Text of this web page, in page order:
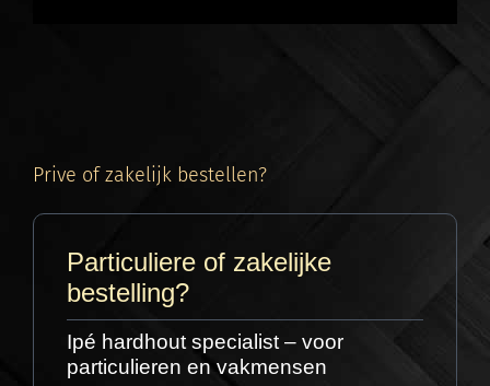
Omdat wij de specialist in Ipe hardhout zijn,
kun je bij ons kiezen tussen verschillende
rhombus mix 5-7-9 cm. Elke breedte geeft
Prive of zakelijk bestellen?
Particuliere of zakelijke
bestelling?
Ipé hardhout specialist – voor
particulieren en vakmensen